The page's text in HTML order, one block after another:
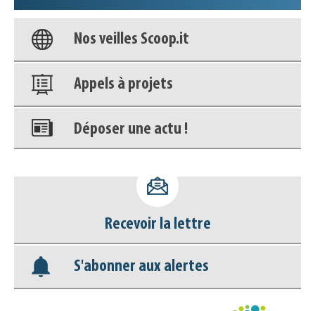
Nos veilles Scoop.it
Appels à projets
Déposer une actu !
déconnecter)
Base documentaire
Nos veilles Scoop.it
Recevoir la lettre
S'abonner aux alertes